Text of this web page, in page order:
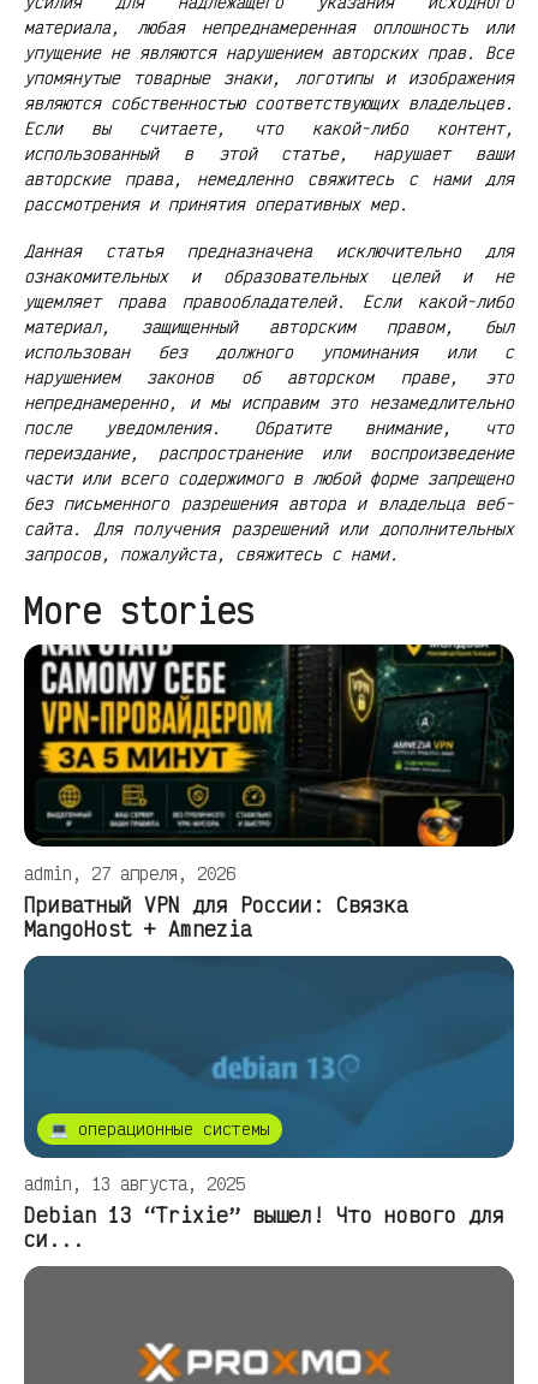
материала, любая непреднамеренная оплошность или
упущение не являются нарушением авторских прав. Все
упомянутые товарные знаки, логотипы и изображения
являются собственностью соответствующих владельцев.
Если вы считаете, что какой-либо контент,
использованный в этой статье, нарушает ваши
авторские права, немедленно свяжитесь с нами для
рассмотрения и принятия оперативных мер.
Данная статья предназначена исключительно для
ознакомительных и образовательных целей и не
ущемляет права правообладателей. Если какой-либо
материал, защищенный авторским правом, был
использован без должного упоминания или с
нарушением законов об авторском праве, это
непреднамеренно, и мы исправим это незамедлительно
после уведомления. Обратите внимание, что
переиздание, распространение или воспроизведение
части или всего содержимого в любой форме запрещено
без письменного разрешения автора и владельца веб-
сайта. Для получения разрешений или дополнительных
запросов, пожалуйста, свяжитесь с нами.
More stories
admin, 27 апреля, 2026
Приватный VPN для России: Связка
MangoHost + Amnezia
💻 операционные системы
admin, 13 августа, 2025
Debian 13 “Trixie” вышел! Что нового для
си...